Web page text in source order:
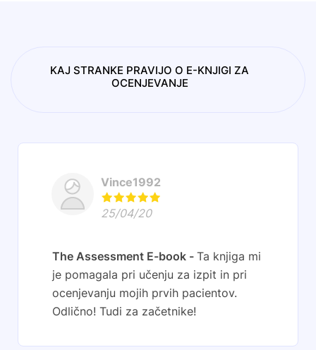
KAJ STRANKE PRAVIJO O E-KNJIGI ZA
OCENJEVANJE
Vince1992
25/04/20
The Assessment E-book
Ta knjiga mi
je pomagala pri učenju za izpit in pri
ocenjevanju mojih prvih pacientov.
Odlično! Tudi za začetnike!